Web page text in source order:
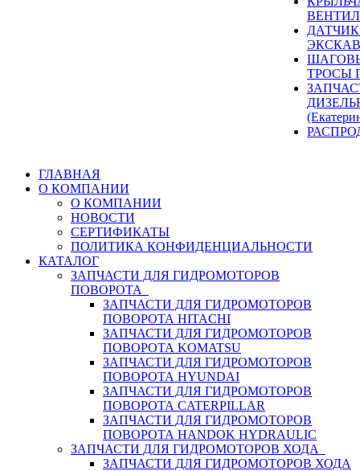
ТРОСЫ
ГЛАВНАЯ
О КОМПАНИИ
О КОМПАНИИ
НОВОСТИ
СЕРТИФИКАТЫ
ПОЛИТИКА КОНФИДЕНЦИАЛЬНОСТИ
КАТАЛОГ
ЗАПЧАСТИ ДЛЯ ГИДРОМОТОРОВ
ПОВОРОТА
ЗАПЧАСТИ ДЛЯ ГИДРОМОТОРОВ
ПОВОРОТА HITACHI
ЗАПЧАСТИ ДЛЯ ГИДРОМОТОРОВ
ПОВОРОТА KOMATSU
ЗАПЧАСТИ ДЛЯ ГИДРОМОТОРОВ
ПОВОРОТА HYUNDAI
ЗАПЧАСТИ ДЛЯ ГИДРОМОТОРОВ
ПОВОРОТА CATERPILLAR
ЗАПЧАСТИ ДЛЯ ГИДРОМОТОРОВ
ПОВОРОТА HANDOK HYDRAULIC
ЗАПЧАСТИ ДЛЯ ГИДРОМОТОРОВ ХОДА
ЗАПЧАСТИ ДЛЯ ГИДРОМОТОРОВ ХОДА